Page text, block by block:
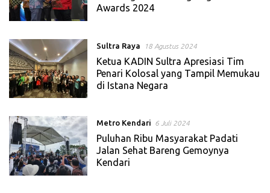
Awards 2024
Sultra Raya 18 Agustus 2024
Ketua KADIN Sultra Apresiasi Tim
Penari Kolosal yang Tampil Memukau
di Istana Negara
Metro Kendari 6 Juli 2024
Puluhan Ribu Masyarakat Padati
Jalan Sehat Bareng Gemoynya
Kendari